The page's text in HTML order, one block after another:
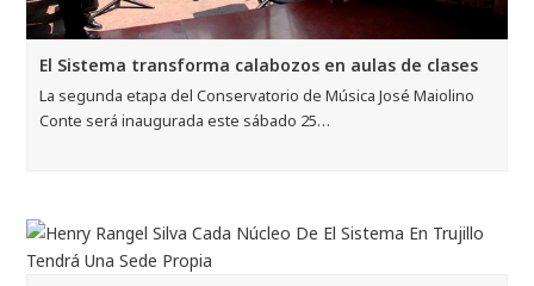
El Sistema transforma calabozos en aulas de clases
La segunda etapa del Conservatorio de Música José Maiolino
Conte será inaugurada este sábado 25…